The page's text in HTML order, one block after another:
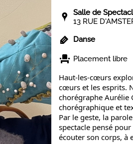
Salle de
13 RUE
Danse
Placement libre
Haut-les-cœurs
cœurs et les esprits.
chorégraphe Aurélie
chorégraphique et
Par le geste, la
spectacle pensé
écouter son corps, à